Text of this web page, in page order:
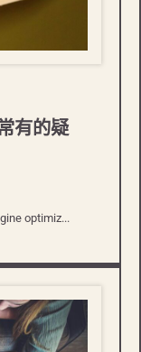
有的疑
optimiz...